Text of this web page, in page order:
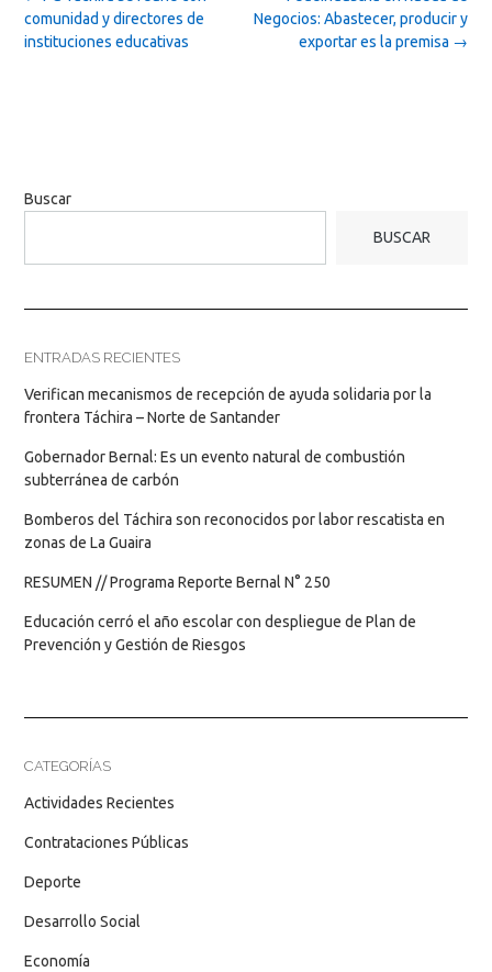
navigation
Negocios: Abastecer, producir y
exportar es la premisa →
comunidad y directores de
instituciones educativas
Buscar
BUSCAR
ENTRADAS RECIENTES
Verifican mecanismos de recepción de ayuda solidaria por la
frontera Táchira – Norte de Santander
Gobernador Bernal: Es un evento natural de combustión
subterránea de carbón
Bomberos del Táchira son reconocidos por labor rescatista en
zonas de La Guaira
RESUMEN // Programa Reporte Bernal N° 250
Educación cerró el año escolar con despliegue de Plan de
Prevención y Gestión de Riesgos
CATEGORÍAS
Actividades Recientes
Contrataciones Públicas
Deporte
Desarrollo Social
Economía